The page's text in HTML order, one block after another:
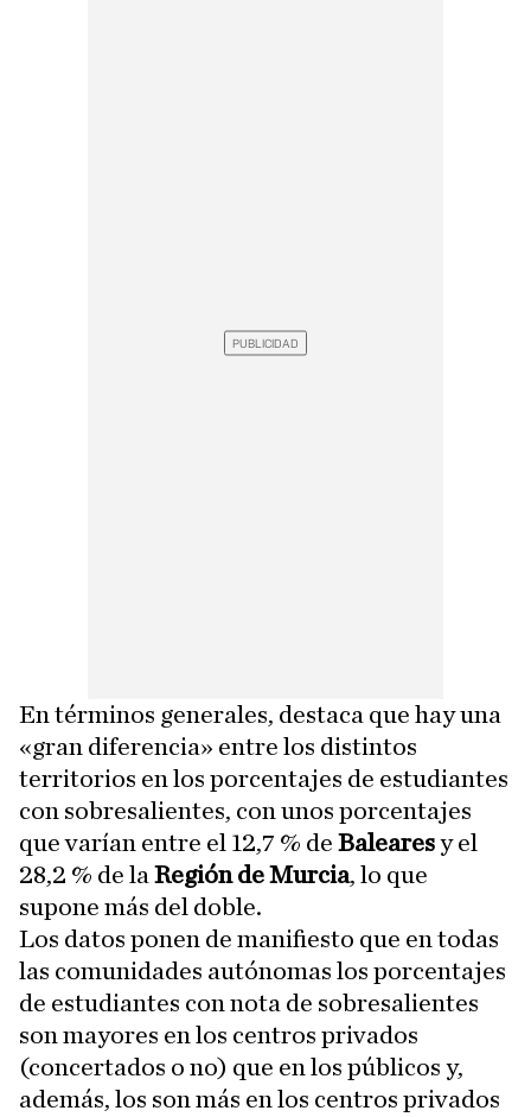
En términos generales, destaca que hay una
«gran diferencia» entre los distintos
territorios en los porcentajes de estudiantes
con sobresalientes, con unos porcentajes
que varían entre el 12,7 % de Balearesy el
28,2 % de la Región de Murcia, lo que
supone más del doble.
Los datos ponen de manifiesto que en todas
las comunidades autónomas los porcentajes
de estudiantes con nota de sobresalientes
son mayores en los centros privados
(concertados o no) que en los públicos y,
además, los son más en los centros privados